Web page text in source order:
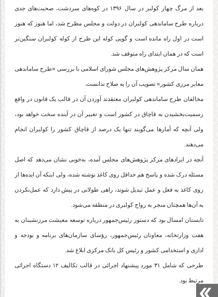
بعد از مرگ چهار کولبر در سال ۱۳۹۶ در کوه‌های سردشت، صحبت‌های جدی
درباره طرح ساماندهی کولبران در دولت و مجلس مطرح شد، اما هنوز که هنوز
است در اول راه مانده است و گویی کوله این طرح از کوله کولبران سنگین‌تر
است که در همان ابتدای راه متوقف شد.
همان سال مرکز پژوهش‌های مجلس شورای اسلامی با بررسی «طرح ساماندهی
معابر مرزی کشور» تصویب آن را به صلاح ندانست.
مخالفان طرح ساماندهی کولبران معتقدند آوردن آن در قالب یک قانون در واقع
رسمیت‌بخشیدن به قاچاق در کشور است و تغییر آن در آینده سخت خواهد بود،
ولی آنچه که آمار‌ها می‌گویند تنها یک درصد از قاچاق کشور را کولبران انجام
می‌دهند.
آنچه در ایراد‌های مرکز پژوهش‌های مجلس آمده، به‌خوبی نشان می‌دهد که اصل
مسئله درک شده و پاسخ هم حداقل روی کاغذ نوشته شده، ولی اینکه آن ایده‌ها از
روی کاغذ به فعل و عمل تبدیل شوند، راهی طولانی در پیش دارد که عمل‌نکردن
به آن‌ها همچنان منجر به رواج کولبری در منطقه می‌شود.
تابستان امسال بود که دستور رئیس‌جمهور درباره توسعه معیشت مرزنشینان به
هفت وزارتخانه، معاونان رئیس‌جمهور، رؤسای سازمان‌های برنامه و بودجه و
اداری و استخدامی کشور و رئیس کل بانک مرکزی ابلاغ شد.
طرحی که شامل ۳۱ مورد پیشنهاد اجرائی در قالب تکالیف ۱۲ دستگاه اجرائی
مرتبط بود.